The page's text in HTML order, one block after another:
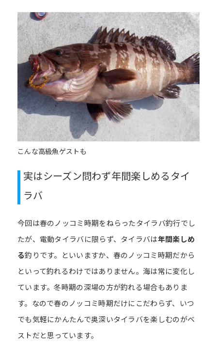
こんな高級魚ゲストも
実はシーズン問わず年間楽しめるタイ
ラバ
今回は春のノッコミ時期をねらったタイラバ釣行でし
たが、電動タイラバに限らず、タイラバは年間楽しめ
る釣りです。といいますか、春のノッコミ時期だから
といって釣れるわけではありません。海は常に変化し
ています。冬時期の深場の方が釣れる場合もありま
す。なので春のノッコミ時期だけにこだわらず、いつ
でも気軽にかんたんで奥深いタイラバを楽しむのがベ
ストだと思っています。